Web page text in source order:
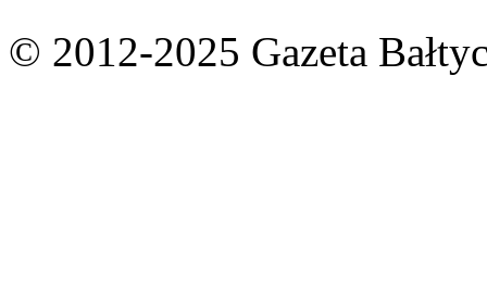
© 2012-2025 Gazeta